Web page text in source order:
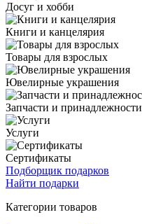
Досуг и хобби
Книги и канцелярия
Товары для взрослых
Ювелирные украшения
Запчасти и принадлежности
Услуги
Сертификаты
Подборщик подарков
Найти подарки
Категории товаров